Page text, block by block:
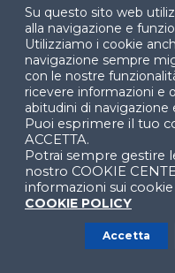
come pioniera nella
scala commerciale.
ecosistema molto
piattaformaPrypco
integrale di una villa
milioni di dirham,
di cinque minuti. Tale
investitori di
democratizzando
di lusso e creando
tradizionalmente
Su questo sito web
alla navigazione e
Utilizziamo i cookie
navigazione sempre
con le nostre
ricevere informazioni e
abitudini di navigazione
Puoi esprimere il tuo
ACCETTA.
Potrai sempre gestire
nostro COOKIE
informazioni sui
COOKIE POLICY
Accetta